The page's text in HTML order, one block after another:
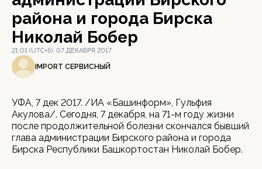
района и города Бирска
Николай Бобер
21:01 (UTC+5), 07 ДЕКАБРЯ 2017
IMPORT СЕРВИСНЫЙ
УФА, 7 дек 2017. /ИА «Башинформ», Гульфия
Акулова/. Сегодня, 7 декабря, на 71-м году жизни
после продолжительной болезни скончался бывший
глава администрации Бирского района и города
Бирска Республики Башкортостан Николай Бобер.